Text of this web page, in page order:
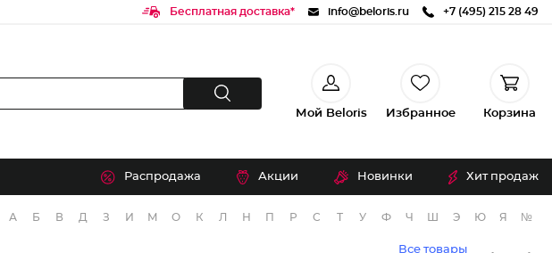
Бесплатная доставка* info@beloris.ru +7 (495) 215 28 49
Мой Beloris Избранное Корзина
Распродажа Акции Новинки Хит продаж
А Б В Д З И М О К Л Н П Р С Т У Ф Ч Э Ю Я №
Все товары